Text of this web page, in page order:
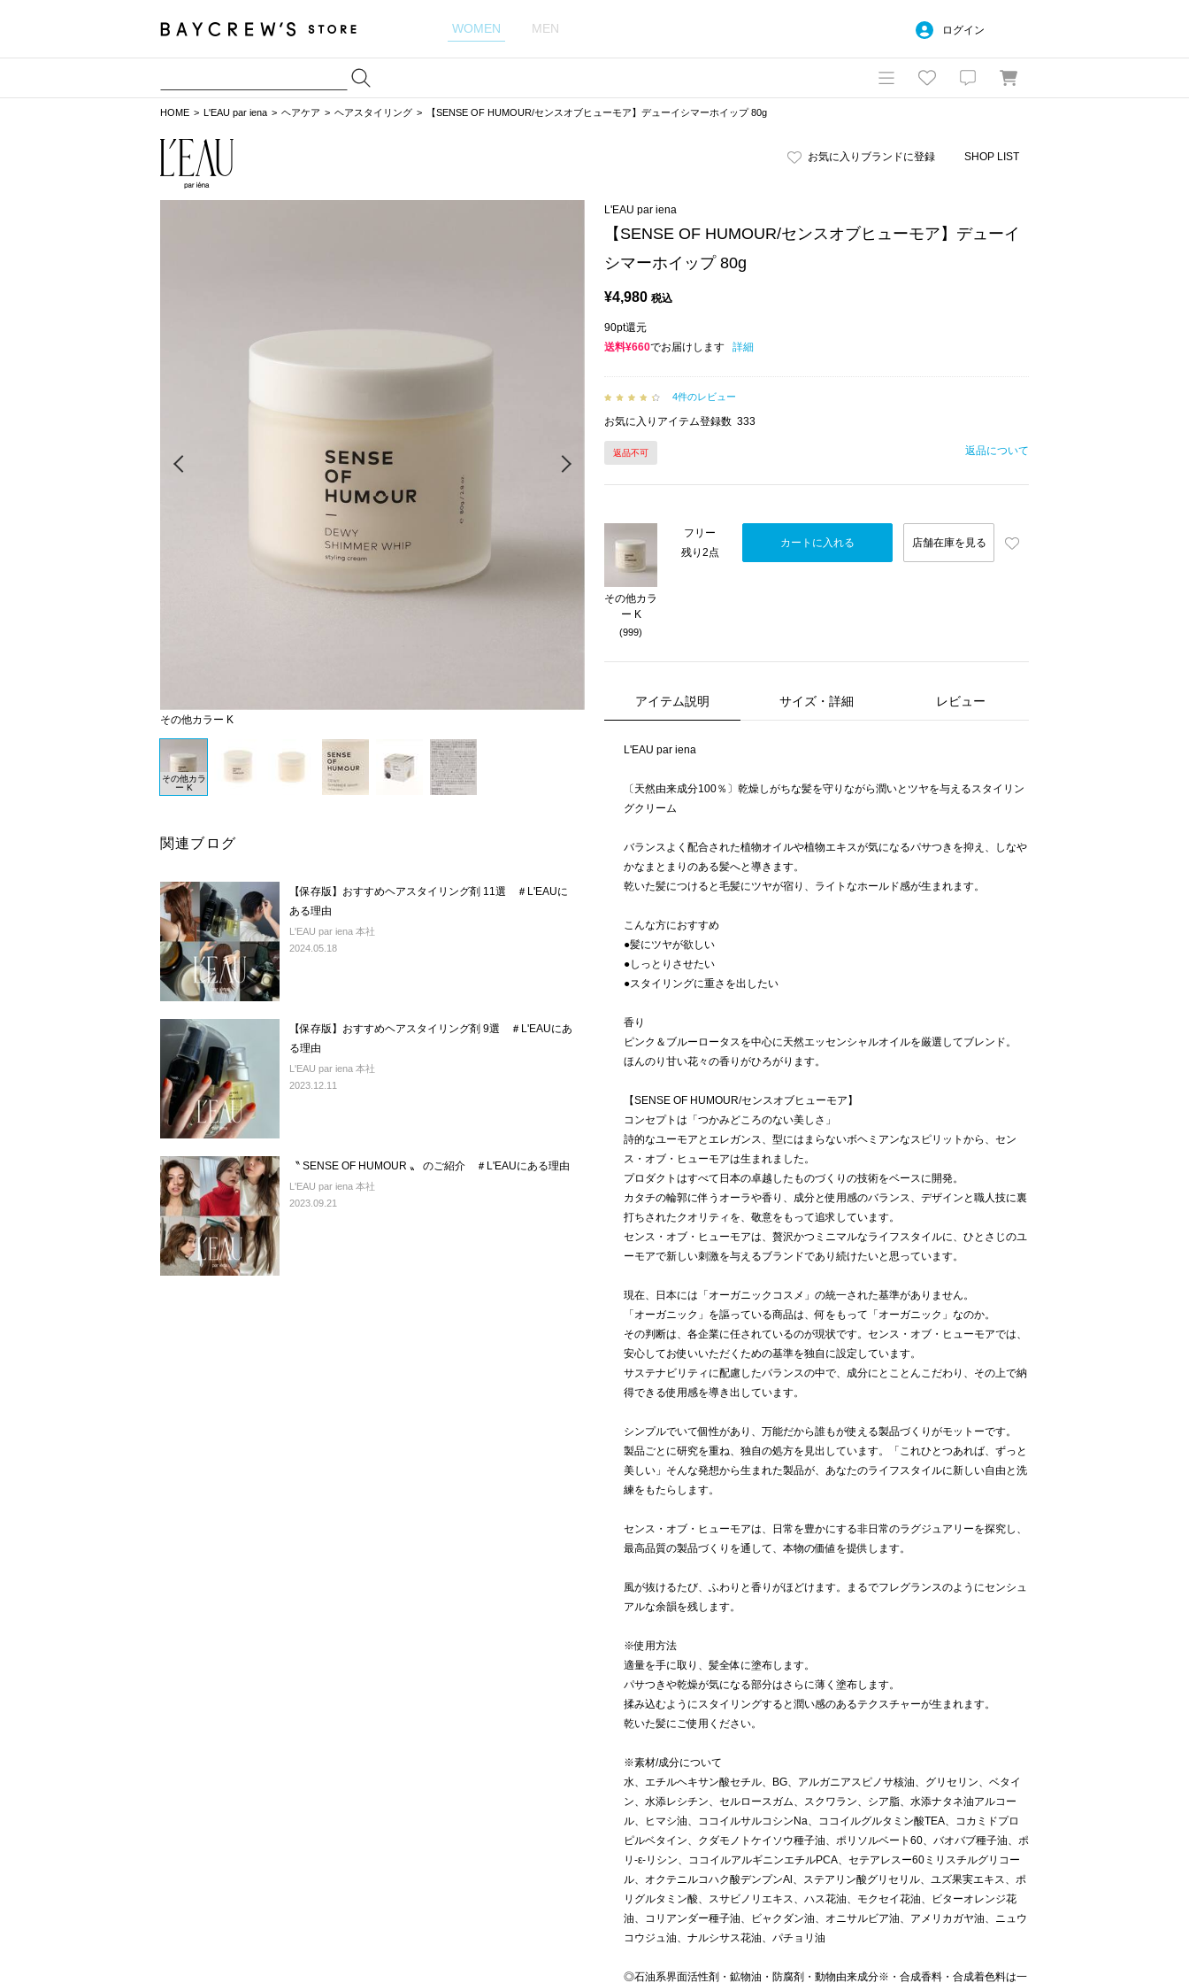
WOMEN MEN ログイン
HOME L'EAU par iena ヘアケア ヘアスタイリング 【SENSE OF HUMOUR/センスオブヒューモア】デューイシマーホイップ 80g
お気に入りブランドに登録 SHOP LIST
その他カラー K
その他カラ
ー K
関連ブログ
【保存版】おすすめヘアスタイリング剤 11選 ＃L'EAUに
ある理由
L'EAU par iena 本社
2024.05.18
【保存版】おすすめヘアスタイリング剤 9選 ＃L'EAUにあ
る理由
L'EAU par iena 本社
2023.12.11
〝 SENSE OF HUMOUR 〟 のご紹介 ＃L'EAUにある理由
L'EAU par iena 本社
2023.09.21
L'EAU par iena
【SENSE OF HUMOUR/センスオブヒューモア】デューイ
シマーホイップ 80g
¥4,980 税込
90pt還元
送料¥660でお届けします 詳細
4件のレビュー
お気に入りアイテム登録数 333
返品不可 返品について
その他カラ
ー K
(999)
フリー
残り2点
カートに入れる 店舗在庫を見る
アイテム説明 サイズ・詳細 レビュー
L'EAU par iena
〔天然由来成分100％〕乾燥しがちな髪を守りながら潤いとツヤを与えるスタイリン
グクリーム
バランスよく配合された植物オイルや植物エキスが気になるパサつきを抑え、しなや
かなまとまりのある髪へと導きます。
乾いた髪につけると毛髪にツヤが宿り、ライトなホールド感が生まれます。
こんな方におすすめ
●髪にツヤが欲しい
●しっとりさせたい
●スタイリングに重さを出したい
香り
ピンク＆ブルーロータスを中心に天然エッセンシャルオイルを厳選してブレンド。
ほんのり甘い花々の香りがひろがります。
【SENSE OF HUMOUR/センスオブヒューモア】
コンセプトは「つかみどころのない美しさ」
詩的なユーモアとエレガンス、型にはまらないボヘミアンなスピリットから、セン
ス・オブ・ヒューモアは生まれました。
プロダクトはすべて日本の卓越したものづくりの技術をベースに開発。
カタチの輪郭に伴うオーラや香り、成分と使用感のバランス、デザインと職人技に裏
打ちされたクオリティを、敬意をもって追求しています。
センス・オブ・ヒューモアは、贅沢かつミニマルなライフスタイルに、ひとさじのユ
ーモアで新しい刺激を与えるブランドであり続けたいと思っています。
現在、日本には「オーガニックコスメ」の統一された基準がありません。
「オーガニック」を謳っている商品は、何をもって「オーガニック」なのか。
その判断は、各企業に任されているのが現状です。センス・オブ・ヒューモアでは、
安心してお使いいただくための基準を独自に設定しています。
サステナビリティに配慮したバランスの中で、成分にとことんこだわり、その上で納
得できる使用感を導き出しています。
シンプルでいて個性があり、万能だから誰もが使える製品づくりがモットーです。
製品ごとに研究を重ね、独自の処方を見出しています。「これひとつあれば、ずっと
美しい」そんな発想から生まれた製品が、あなたのライフスタイルに新しい自由と洗
練をもたらします。
センス・オブ・ヒューモアは、日常を豊かにする非日常のラグジュアリーを探究し、
最高品質の製品づくりを通して、本物の価値を提供します。
風が抜けるたび、ふわりと香りがほどけます。まるでフレグランスのようにセンシュ
アルな余韻を残します。
※使用方法
適量を手に取り、髪全体に塗布します。
パサつきや乾燥が気になる部分はさらに薄く塗布します。
揉み込むようにスタイリングすると潤い感のあるテクスチャーが生まれます。
乾いた髪にご使用ください。
※素材/成分について
水、エチルヘキサン酸セチル、BG、アルガニアスピノサ核油、グリセリン、ベタイ
ン、水添レシチン、セルロースガム、スクワラン、シア脂、水添ナタネ油アルコー
ル、ヒマシ油、ココイルサルコシンNa、ココイルグルタミン酸TEA、コカミドプロ
ピルベタイン、クダモノトケイソウ種子油、ポリソルベート60、バオバブ種子油、ポ
リ-ε-リシン、ココイルアルギニンエチルPCA、セテアレスー60ミリスチルグリコー
ル、オクテニルコハク酸デンプンAl、ステアリン酸グリセリル、ユズ果実エキス、ポ
リグルタミン酸、スサビノリエキス、ハス花油、モクセイ花油、ビターオレンジ花
油、コリアンダー種子油、ビャクダン油、オニサルビア油、アメリカガヤ油、ニュウ
コウジュ油、ナルシサス花油、パチョリ油
◎石油系界面活性剤・鉱物油・防腐剤・動物由来成分※・合成香料・合成着色料は一